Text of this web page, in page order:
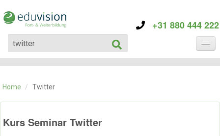
+31 880 444 222
KATEGORIE
KONTAKT
Home / Twitter
Kurs Seminar Twitter